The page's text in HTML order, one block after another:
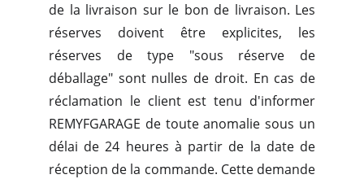
de la livraison sur le bon de livraison. Les
réserves doivent être explicites, les
réserves de type "sous réserve de
déballage" sont nulles de droit. En cas de
réclamation le client est tenu d'informer
REMYFGARAGE de toute anomalie sous un
délai de 24 heures à partir de la date de
réception de la commande. Cette demande